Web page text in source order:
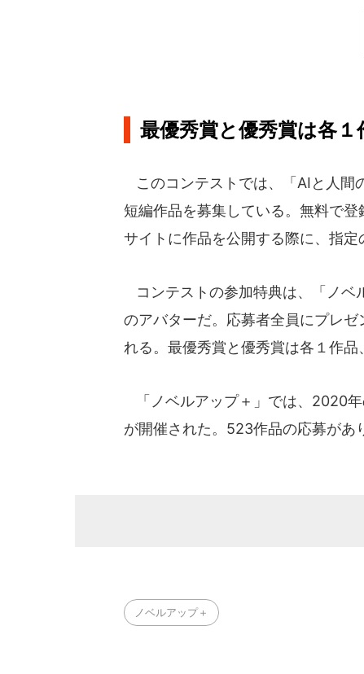
最優秀賞と優秀賞は各１
このコンテストでは、「AIと人間
短編作品を募集している。無料で
サイトに作品を公開する際に、指定
コンテストの参加特典は、「ノベ
のアバターだ。応募者全員にプレ
れる。最優秀賞と優秀賞は各１作品
「ノベルアップ＋」では、2020
が開催された。523作品の応募があ
ノベルアップ＋